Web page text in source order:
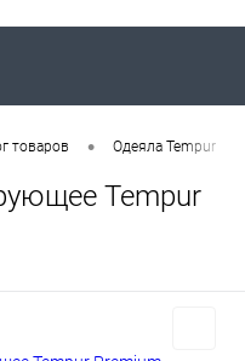
товаров • Одеяла Tempur
Tempur